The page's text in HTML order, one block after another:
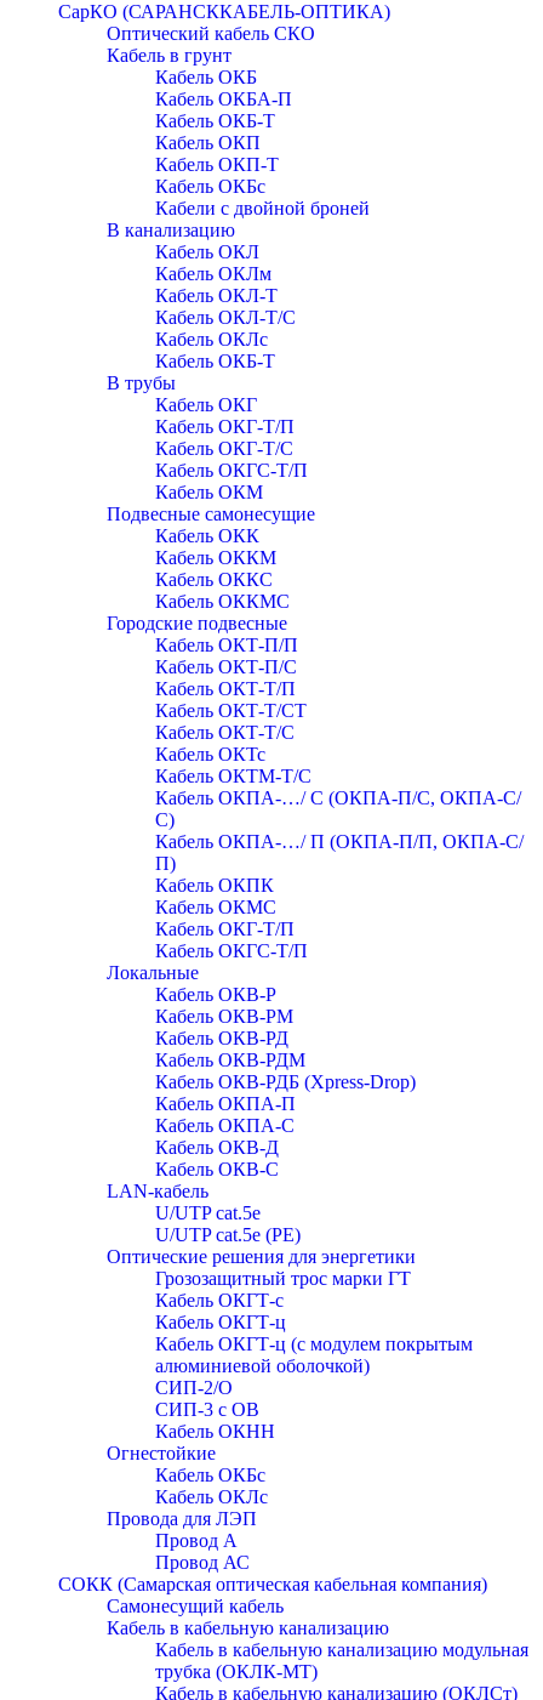
СарКО (САРАНСККАБЕЛЬ-ОПТИКА)
Оптический кабель СКО
Кабель в грунт
Кабель ОКБ
Кабель ОКБА-П
Кабель ОКБ-Т
Кабель ОКП
Кабель ОКП-Т
Кабель ОКБc
Кабели с двойной броней
В канализацию
Кабель ОКЛ
Кабель ОКЛм
Кабель ОКЛ-Т
Кабель ОКЛ-Т/С
Кабель ОКЛc
Кабель ОКБ-Т
В трубы
Кабель ОКГ
Кабель ОКГ-Т/П
Кабель ОКГ-Т/С
Кабель ОКГС-Т/П
Кабель ОКМ
Подвесные самонесущие
Кабель ОКК
Кабель ОККМ
Кабель ОККС
Кабель ОККМС
Городские подвесные
Кабель ОКТ-П/П
Кабель ОКТ-П/С
Кабель ОКТ-Т/П
Кабель ОКТ-Т/СТ
Кабель ОКТ-Т/С
Кабель ОКТс
Кабель ОКТМ-Т/С
Кабель ОКПА-…/ С (ОКПА-П/С, ОКПА-С/
С)
Кабель ОКПА-…/ П (ОКПА-П/П, ОКПА-С/
П)
Кабель ОКПК
Кабель ОКМС
Кабель ОКГ-Т/П
Кабель ОКГС-Т/П
Локальные
Кабель ОКВ-Р
Кабель ОКВ-РМ
Кабель ОКВ-РД
Кабель ОКВ-РДМ
Кабель ОКВ-РДБ (Xpress-Drop)
Кабель ОКПА-П
Кабель ОКПА-С
Кабель ОКВ-Д
Кабель ОКВ-С
LAN-кабель
U/UTP cat.5e
U/UTP cat.5e (PE)
Оптические решения для энергетики
Грозозащитный трос марки ГТ
Кабель ОКГТ-с
Кабель ОКГТ-ц
Кабель ОКГТ-ц (с модулем покрытым
алюминиевой оболочкой)
СИП-2/О
СИП-3 с ОВ
Кабель ОКНН
Огнестойкие
Кабель ОКБc
Кабель ОКЛc
Провода для ЛЭП
Провод А
Провод АС
СОКК (Самарская оптическая кабельная компания)
Самонесущий кабель
Кабель в кабельную канализацию
Кабель в кабельную канализацию модульная
трубка (ОКЛК-МТ)
Кабель в кабельную канализацию (ОКЛСт)